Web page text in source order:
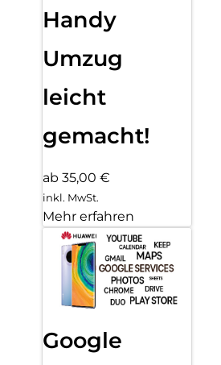
Handy
Umzug
leicht
gemacht!
ab 35,00 €
inkl. MwSt.
Mehr erfahren
Google